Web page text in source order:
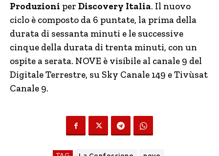
Produzioni per Discovery Italia. Il nuovo
ciclo è composto da 6 puntate, la prima della
durata di sessanta minuti e le successive
cinque della durata di trenta minuti, con un
ospite a serata. NOVE è visibile al canale 9 del
Digitale Terrestre, su Sky Canale 149 e Tivùsat
Canale 9.